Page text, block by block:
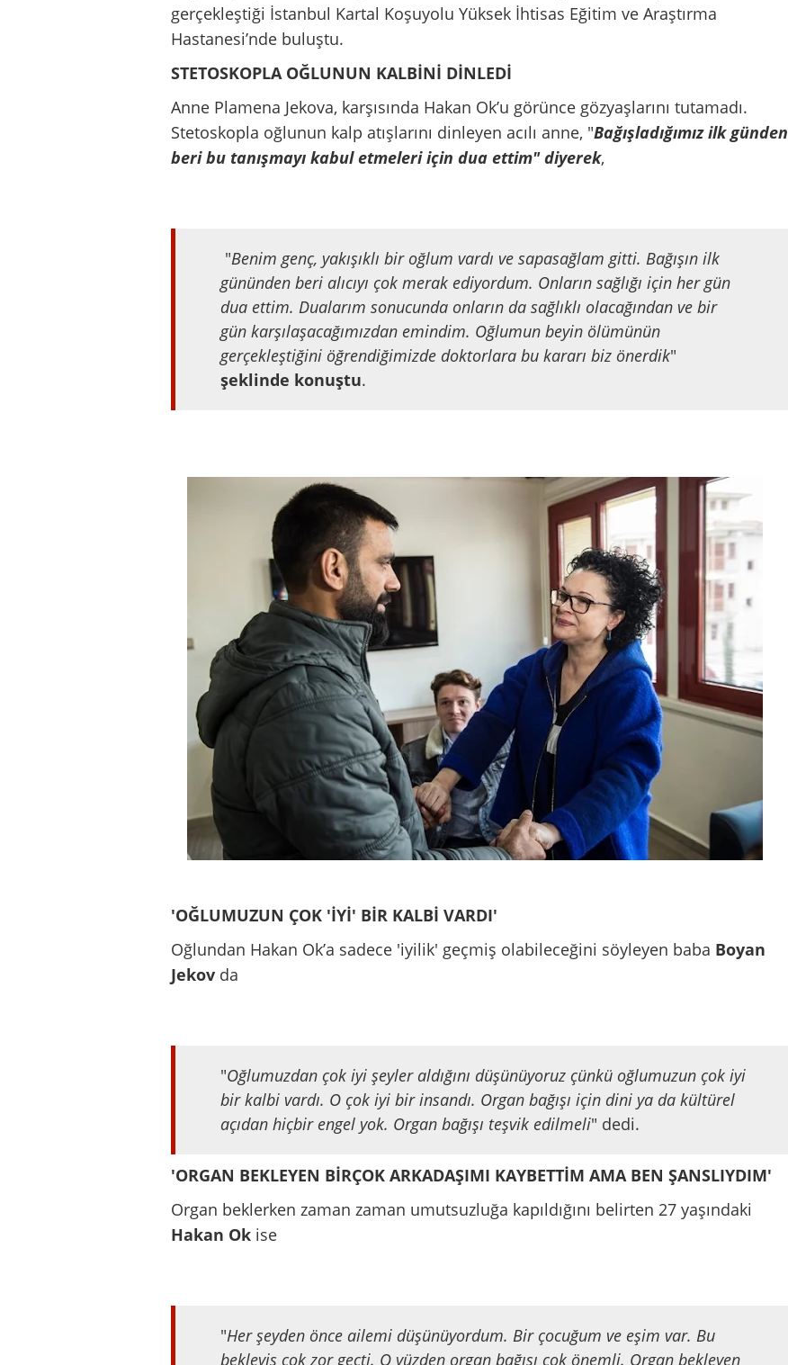
gerçekleştiği İstanbul Kartal Koşuyolu Yüksek İhtisas Eğitim ve Araştırma
Hastanesi’nde buluştu.
STETOSKOPLA OĞLUNUN KALBİNİ DİNLEDİ
Anne Plamena Jekova, karşısında Hakan Ok’u görünce gözyaşlarını tutamadı.
Stetoskopla oğlunun kalp atışlarını dinleyen acılı anne, "Bağışladığımız ilk günden
beri bu tanışmayı kabul etmeleri için dua ettim" diyerek,
"Benim genç, yakışıklı bir oğlum vardı ve sapasağlam gitti. Bağışın ilk
gününden beri alıcıyı çok merak ediyordum. Onların sağlığı için her gün
dua ettim. Dualarım sonucunda onların da sağlıklı olacağından ve bir
gün karşılaşacağımızdan emindim. Oğlumun beyin ölümünün
gerçekleştiğini öğrendiğimizde doktorlara bu kararı biz önerdik"
şeklinde konuştu.
'OĞLUMUZUN ÇOK 'İYİ' BİR KALBİ VARDI'
Oğlundan Hakan Ok’a sadece 'iyilik' geçmiş olabileceğini söyleyen baba Boyan
Jekov da
"Oğlumuzdan çok iyi şeyler aldığını düşünüyoruz çünkü oğlumuzun çok iyi
bir kalbi vardı. O çok iyi bir insandı. Organ bağışı için dini ya da kültürel
açıdan hiçbir engel yok. Organ bağışı teşvik edilmeli" dedi.
'ORGAN BEKLEYEN BİRÇOK ARKADAŞIMI KAYBETTİM AMA BEN ŞANSLIYDIM'
Organ beklerken zaman zaman umutsuzluğa kapıldığını belirten 27 yaşındaki
Hakan Ok ise
"Her şeyden önce ailemi düşünüyordum. Bir çocuğum ve eşim var. Bu
bekleyiş çok zor geçti. O yüzden organ bağışı çok önemli. Organ bekleyen